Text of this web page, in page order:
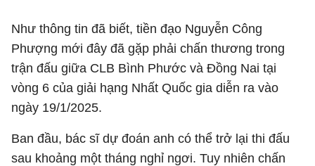
Như thông tin đã biết, tiền đạo Nguyễn Công
Phượng mới đây đã gặp phải chấn thương trong
trận đấu giữa CLB Bình Phước và Đồng Nai tại
vòng 6 của giải hạng Nhất Quốc gia diễn ra vào
ngày 19/1/2025.
Ban đầu, bác sĩ dự đoán anh có thể trở lại thi đấu
sau khoảng một tháng nghỉ ngơi. Tuy nhiên chấn